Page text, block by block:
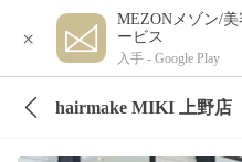
×
MEZONメゾン/
ービス
入手 - Google Play
hairmake MIKI 上野店